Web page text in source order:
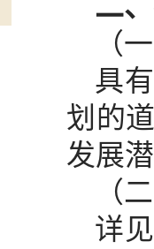
二
（
具
划的
发展
（
详